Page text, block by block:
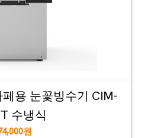
용 눈꽃빙수기 CIM-
수냉식
원